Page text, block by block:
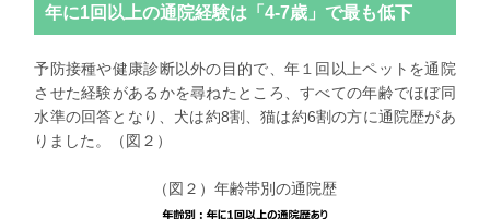
年に1回以上の通院経験は「4-7歳」で最も低下
予防接種や健康診断以外の目的で、年１回以上ペットを通院
させた経験があるかを尋ねたところ、すべての年齢でほぼ同
水準の回答となり、犬は約8割、猫は約6割の方に通院歴があ
りました。（図２）
（図２）年齢帯別の通院歴